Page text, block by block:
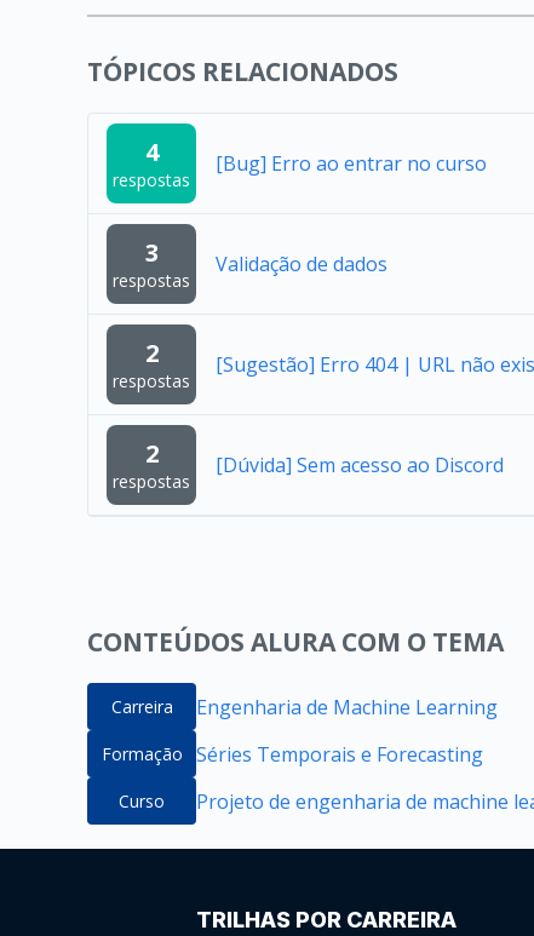
TÓPICOS RELACIONADOS
4
respostas
[Bug] Erro ao entrar no curso
3
respostas
Validação de dados
2
respostas
[Sugestão] Erro 404 | URL não
2
respostas
[Dúvida] Sem acesso ao Discord
CONTEÚDOS ALURA COM O TEMA
Carreira Engenharia de Machine Learning
Formação Séries Temporais e Forecasting
Curso Projeto de engenharia de machine
TRILHAS POR CARREIRA